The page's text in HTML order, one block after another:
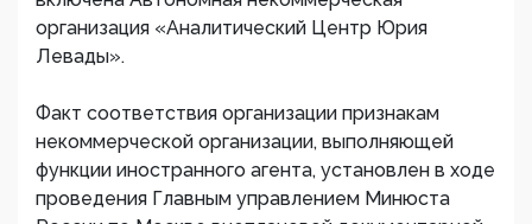
организация «Аналитический Центр Юрия
Левады».
Факт соответствия организации признакам
некоммерческой организации, выполняющей
функции иностранного агента, установлен в ходе
проведения Главным управлением Минюста